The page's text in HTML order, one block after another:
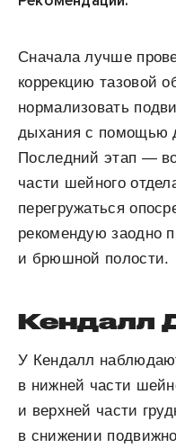
Сначала лучше
коррекцию тазовой
нормализовать
дыхания с помощью
Последний этап —
части шейного
перегружаться
рекомендую заодно
и брюшной полости.
Кендалл
У Кендалл
в нижней части
и верхней части
в снижении